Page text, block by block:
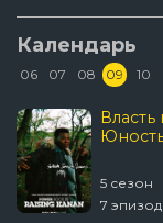
Календарь
06 07 08 09 10
5 сезон
7 эпизод